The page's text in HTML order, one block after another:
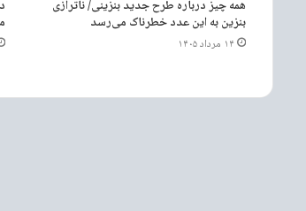
همه چیز درباره طرح جدید بنزینی/ ناترازی
بنزین به این عدد خطرناک می‌رسد
۱۴ مرداد ۱۴۰۵